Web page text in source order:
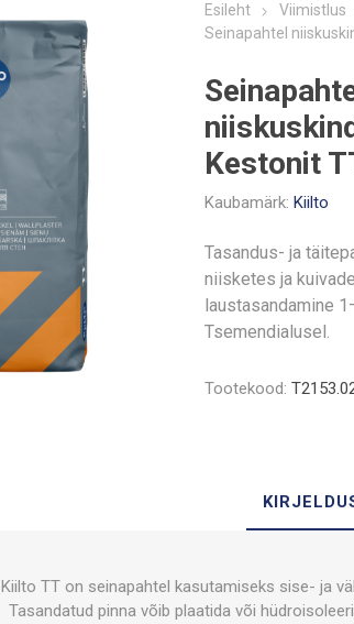
Esileht Viimistlus
Seinapahtel
Kestonit
Kaubamärk: Kiilto
Tasandus- ja
niisketes ja
laustasandamine
Tsemendialusel.
Tootekood:
Kiilto TT on seinapahtel kasutamiseks sise- ja
Tasandatud pinna võib plaatida või